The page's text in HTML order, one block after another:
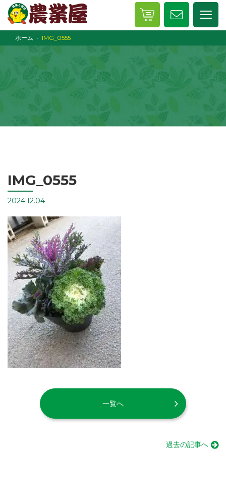
ホーム IMG_0555
IMG_0555
2024.12.04
一覧へ
過去の記事へ